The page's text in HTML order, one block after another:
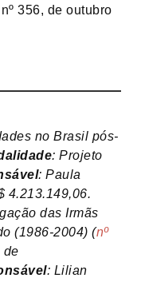
356, de outubro
no Brasil pós-
: Projeto
: Paula
4.213.149,06.
das Irmãs
(1986-2004) (nº
de
: Lilian